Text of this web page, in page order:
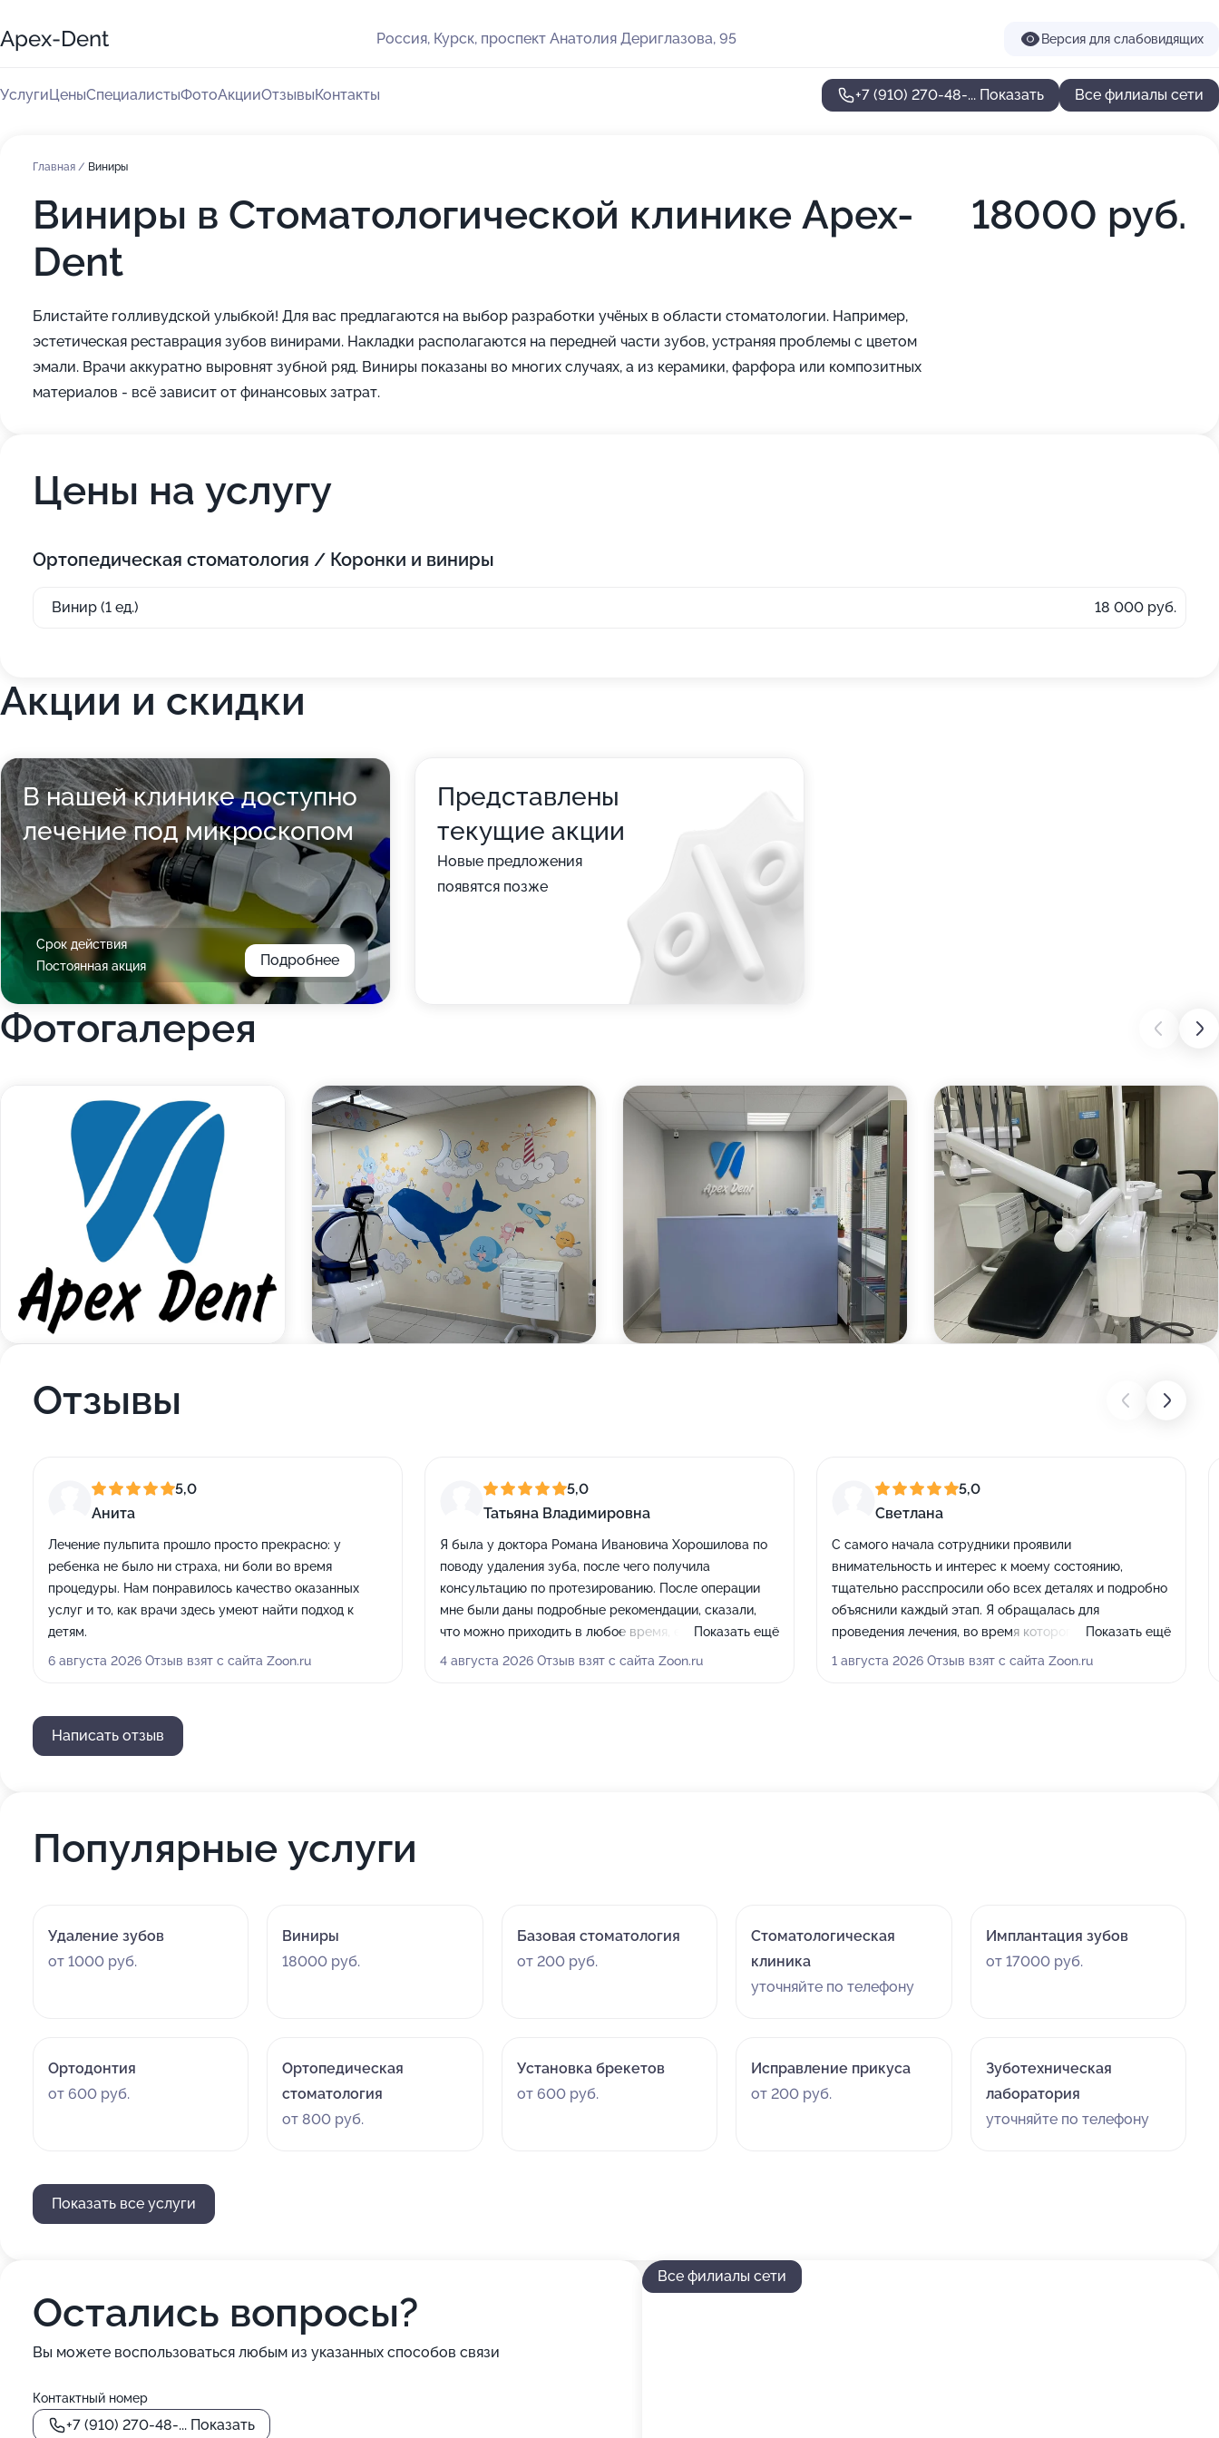
Apex-Dent Россия, Курск, проспект Анатолия Дериглазова, 95 Версия для слабовидящих
УслугиЦеныСпециалистыФотоАкцииОтзывыКонтакты +7 (910) 270-48-... Показать Все филиалы сети
Главная / Виниры
Виниры в Стоматологической клинике Apex-
Dent
18000 руб.
Блистайте голливудской улыбкой! Для вас предлагаются на выбор разработки учёных в области стоматологии. Например,
эстетическая реставрация зубов винирами. Накладки располагаются на передней части зубов, устраняя проблемы с цветом
эмали. Врачи аккуратно выровнят зубной ряд. Виниры показаны во многих случаях, а из керамики, фарфора или композитных
материалов - всё зависит от финансовых затрат.
Цены на услугу
Ортопедическая стоматология / Коронки и виниры
Винир (1 ед.) 18 000 руб.
Акции и скидки
В нашей клинике доступно
лечение под микроскопом
Срок действия
Постоянная акция
Подробнее
Представлены
текущие акции
Новые предложения
появятся позже
Фотогалерея
Отзывы
5,0
Анита
Лечение пульпита прошло просто прекрасно: у
ребенка не было ни страха, ни боли во время
процедуры. Нам понравилось качество оказанных
услуг и то, как врачи здесь умеют найти подход к
детям.
6 августа 2026 Отзыв взят с сайта Zoon.ru
5,0
Татьяна Владимировна
Я была у доктора Романа Ивановича Хорошилова по
поводу удаления зуба, после чего получила
консультацию по протезированию. После операции
мне были даны подробные рекомендации, сказали,
что можно приходить в любое время, если вдруг что-
то будет беспокоить. Врач провёл всё
Показать ещё
4 августа 2026 Отзыв взят с сайта Zoon.ru
5,0
Светлана
С самого начала сотрудники проявили
внимательность и интерес к моему состоянию,
тщательно расспросили обо всех деталях и подробно
объяснили каждый этап. Я обращалась для
проведения лечения, во время которого мне
установили пломбу и восстановили отколовшийся
Показать ещё
1 августа 2026 Отзыв взят с сайта Zoon.ru
Написать отзыв
Популярные услуги
Удаление зубов
от 1000 руб.
Виниры
18000 руб.
Базовая стоматология
от 200 руб.
Стоматологическая
клиника
уточняйте по телефону
Имплантация зубов
от 17000 руб.
Ортодонтия
от 600 руб.
Ортопедическая
стоматология
от 800 руб.
Установка брекетов
от 600 руб.
Исправление прикуса
от 200 руб.
Зуботехническая
лаборатория
уточняйте по телефону
Показать все услуги
Остались вопросы?
Вы можете воспользоваться любым из указанных способов связи
Контактный номер
+7 (910) 270-48-... Показать
Все филиалы сети